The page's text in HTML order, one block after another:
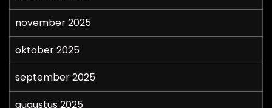
november 2025
oktober 2025
september 2025
augustus 2025